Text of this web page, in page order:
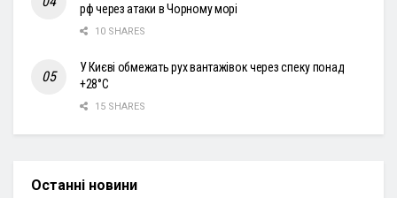
рф через атаки в Чорному морі
10 SHARES
У Києві обмежать рух вантажівок через спеку понад
+28°С
15 SHARES
Останні новини